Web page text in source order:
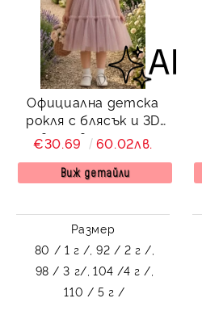
Официална детска
рокля с блясък и 3D
цветя в пепел от
рози
€30.69 60.02лв.
Виж детайли
Размер
80 / 1 г /, 92 / 2 г /,
98 / 3 г/, 104 /4 г /,
110 / 5 г /